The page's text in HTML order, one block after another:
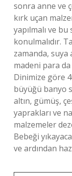
sonra anne ve
kırk uçan
yapılmalı ve
konulmalıdır.
zamanda, suya
madeni para
Dinimize göre
büyüğü banyo
altın, gümüş,
yaprakları ve
malzemeler
Bebeği
ve ardından